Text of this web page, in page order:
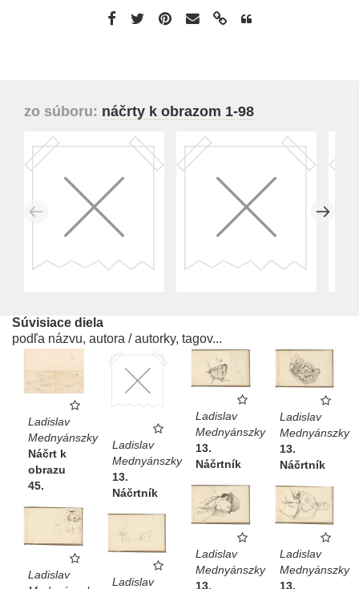
zo súboru: náčrty k obrazom 1-98
Súvisiace diela
podľa názvu, autora / autorky, tagov...
Ladislav
Mednyánszky
Náčrt k
obrazu
45.
Ladislav
Mednyánszky
13.
Náčrtník
Ladislav
Mednyánszky
13.
Náčrtník
Ladislav
Mednyánszky
13.
Náčrtník
Ladislav
Mednyánszky
13.
Ladislav
Mednyánszky
13.
Ladislav
Ladislav